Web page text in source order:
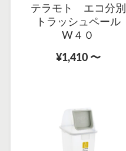
テラモト エコ分別
トラッシュペール
W４０
¥1,410 〜